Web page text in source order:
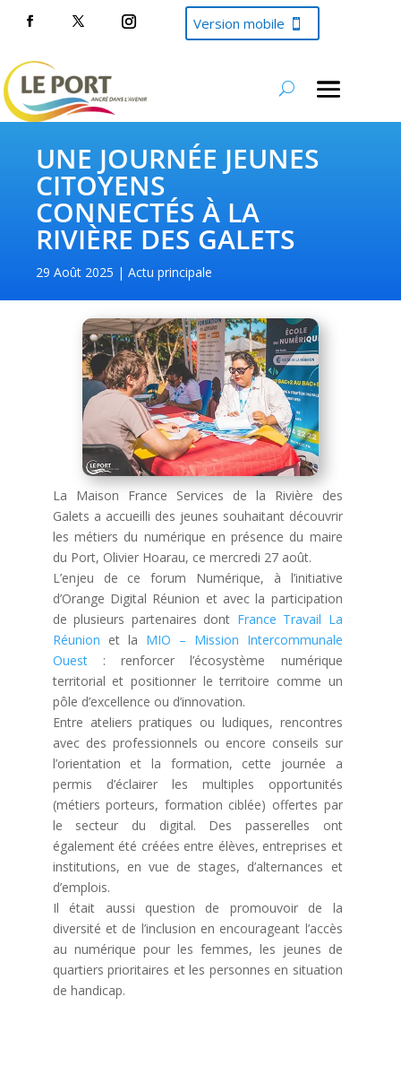
Version mobile
UNE JOURNÉE JEUNES
CITOYENS
CONNECTÉS À LA
RIVIÈRE DES GALETS
29 Août 2025 Actu principale
La Maison France Services de la Rivière des
Galets a accueilli des jeunes souhaitant découvrir
les métiers du numérique en présence du maire
du Port, Olivier Hoarau, ce mercredi 27 août.
L’enjeu de ce forum Numérique, à l’initiative
d’Orange Digital Réunion et avec la participation
de plusieurs partenaires dont France Travail La
Réunion et la MIO – Mission Intercommunale
Ouest: renforcer l’écosystème numérique
territorial et positionner le territoire comme un
pôle d’excellence ou d’innovation.
Entre ateliers pratiques ou ludiques, rencontres
avec des professionnels ou encore conseils sur
l’orientation et la formation, cette journée a
permis d’éclairer les multiples opportunités
(métiers porteurs, formation ciblée) offertes par
le secteur du digital. Des passerelles ont
également été créées entre élèves, entreprises et
institutions, en vue de stages, d’alternances et
d’emplois.
Il était aussi question de promouvoir de la
diversité et de l’inclusion en encourageant l’accès
au numérique pour les femmes, les jeunes de
quartiers prioritaires et les personnes en situation
de handicap.